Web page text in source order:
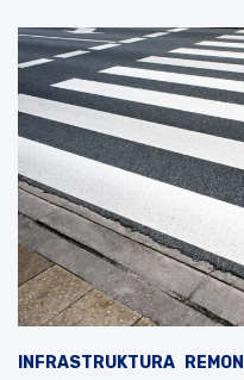
INFRASTRUKTURA